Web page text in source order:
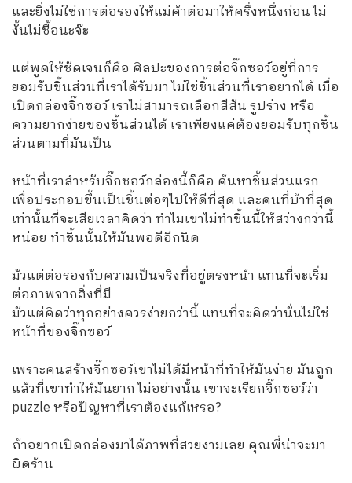
และยิ่งไม่ใช่การต่อรองให้แม่ค้าต่อมาให้ครึ่งหนึ่งก่อน ไม่
งั้นไม่ซื้อนะจ๊ะ
แต่พูดให้ชัดเจนก็คือ ศิลปะของการต่อจิ๊กซอว์อยู่ที่การ
ยอมรับชิ้นส่วนที่เราได้รับมา ไม่ใช่ชิ้นส่วนที่เราอยากได้ เมื่อ
เปิดกล่องจิ๊กซอว์ เราไม่สามารถเลือกสีสัน รูปร่าง หรือ
ความยากง่ายของชิ้นส่วนได้ เราเพียงแค่ต้องยอมรับทุกชิ้น
ส่วนตามที่มันเป็น
หน้าที่เราสำหรับจิ๊กซอว์กล่องนี้ก็คือ ค้นหาชิ้นส่วนแรก
เพื่อประกอบขึ้นเป็นชิ้นต่อๆไปให้ดีที่สุด และคนที่บ้าที่สุด
เท่านั้นที่จะเสียเวลาคิดว่า ทำไมเขาไม่ทำชิ้นนี้ให้สว่างกว่านี้
หน่อย ทำชิ้นนั้นให้มันพอดีอีกนิด
มัวแต่ต่อรองกับความเป็นจริงที่อยู่ตรงหน้า แทนที่จะเริ่ม
ต่อภาพจากสิ่งที่มี
มัวแต่คิดว่าทุกอย่างควรง่ายกว่านี้ แทนที่จะคิดว่านั่นไม่ใช่
หน้าที่ของจิ๊กซอว์
เพราะคนสร้างจิ๊กซอว์เขาไม่ได้มีหน้าที่ทำให้มันง่าย มันถูก
แล้วที่เขาทำให้มันยาก ไม่อย่างนั้น เขาจะเรียกจิ๊กซอว์ว่า
puzzle หรือปัญหาที่เราต้องแก้เหรอ?​
ถ้าอยากเปิดกล่องมาได้ภาพที่สวยงามเลย คุณพี่น่าจะมา
ผิดร้าน